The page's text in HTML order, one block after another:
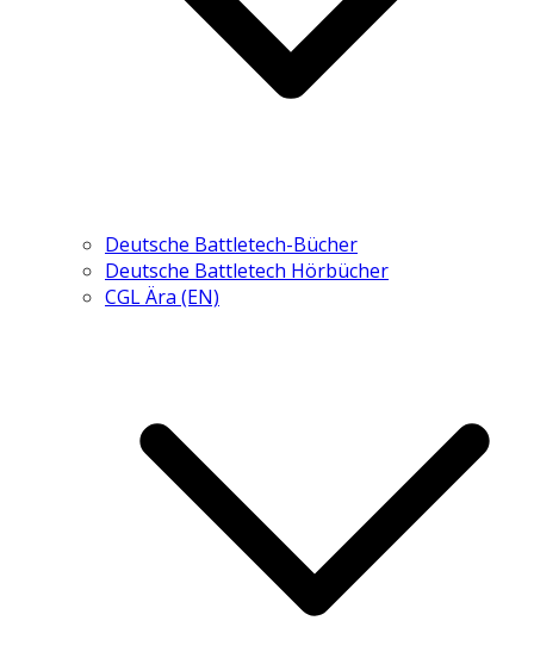
Deutsche Battletech-Bücher
Deutsche Battletech Hörbücher
CGL Ära (EN)